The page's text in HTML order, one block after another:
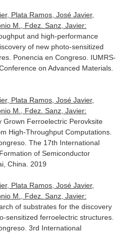
Plata Ramos, José Javier,
M., Fdez. Sanz, Javier:
and high-performance
of new photo-sensitized
Ponencia en Congreso. IUMRS-
on Advanced Materials.
Plata Ramos, José Javier,
M., Fdez. Sanz, Javier:
Grown Ferroelectric Perovksite
High-Throughput Computations.
The 17th International
of Semiconductor
China. 2019
Plata Ramos, José Javier,
M., Fdez. Sanz, Javier:
of substrates for the discovery
sensitized ferroelectric structures.
3rd International